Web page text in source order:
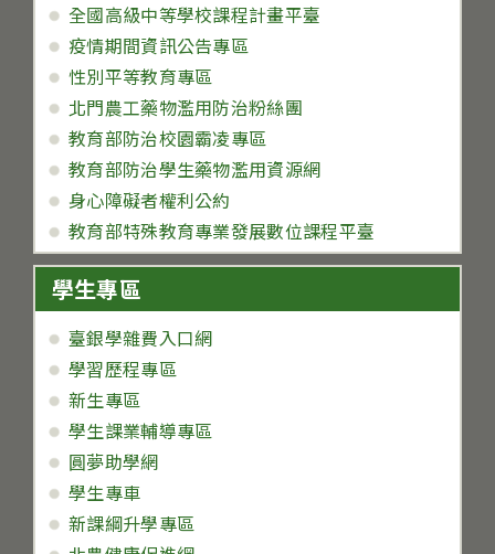
全國高級中等學校課程計畫平臺
疫情期間資訊公告專區
性別平等教育專區
北門農工藥物濫用防治粉絲團
教育部防治校園霸凌專區
教育部防治學生藥物濫用資源網
身心障礙者權利公約
教育部特殊教育專業發展數位課程平臺
學生專區
臺銀學雜費入口網
學習歷程專區
新生專區
學生課業輔導專區
圓夢助學網
學生專車
新課綱升學專區